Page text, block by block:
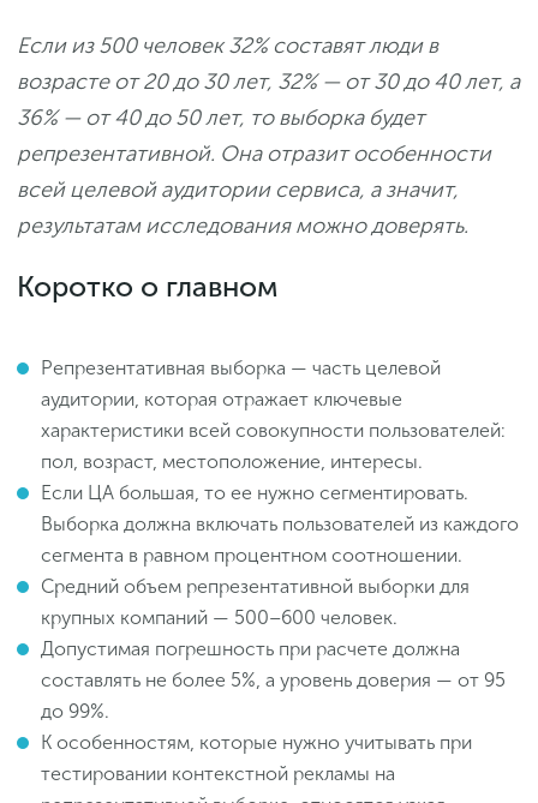
Если из 500 человек 32% составят люди в
возрасте от 20 до 30 лет, 32% — от 30 до 40 лет, а
36% — от 40 до 50 лет, то выборка будет
репрезентативной. Она отразит особенности
всей целевой аудитории сервиса, а значит,
результатам исследования можно доверять.
Коротко о главном
Репрезентативная выборка — часть целевой
аудитории, которая отражает ключевые
характеристики всей совокупности пользователей:
пол, возраст, местоположение, интересы.
Если ЦА большая, то ее нужно сегментировать.
Выборка должна включать пользователей из каждого
сегмента в равном процентном соотношении.
Средний объем репрезентативной выборки для
крупных компаний — 500–600 человек.
Допустимая погрешность при расчете должна
составлять не более 5%, а уровень доверия — от 95
до 99%.
К особенностям, которые нужно учитывать при
тестировании контекстной рекламы на